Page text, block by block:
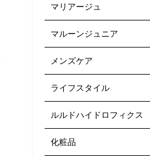
マリアージュ
マルーンジュニア
メンズケア
ライフスタイル
ルルドハイドロフィクス
化粧品